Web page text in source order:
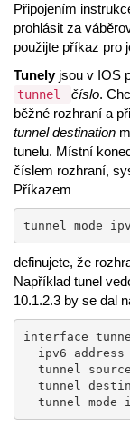
Připojením
prohlásit za
použijte příkaz pro
Tunelyjsou v IOS
tunnel číslo.
běžné rozhraní a
tunnel destination
tunelu. Místní
číslem rozhraní,
Příkazem
tunnel mode
definujete, že
Například tunel
10.1.2.3 by se dal
interface
tunnel mode